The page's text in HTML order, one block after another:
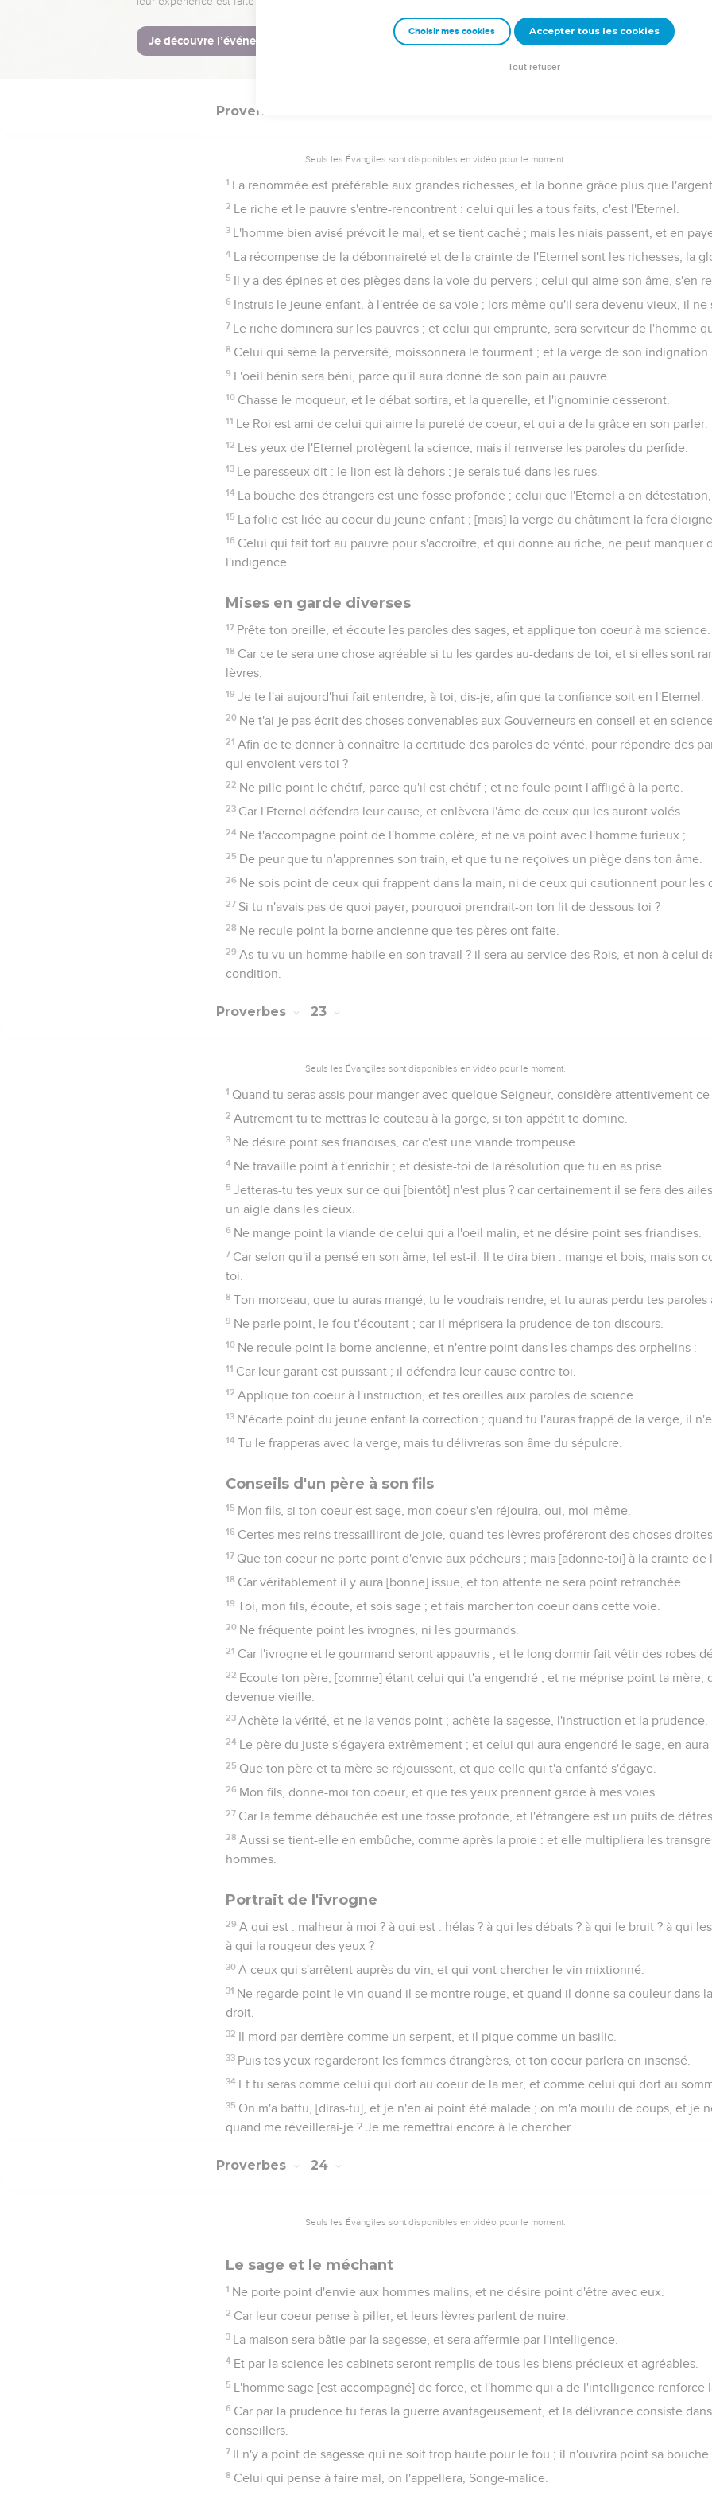
L'homme méchant a un air impudent ; mais l'homme juste dresse ses voies.
30 Il n'y a ni sagesse, ni intelligence, ni conseil contre l'Eternel.
Le cheval est équipé pour le jour de la bataille, mais la délivrance vient de l'Eternel.
Proverbes
Seuls les Évangiles sont disponibles en vidéo pour le moment.
1 La renommée est préférable aux grandes richesses, et la bonne grâce plus que
2 Le riche et le pauvre s'entre-rencontrent : celui qui les a tous faits, c'est l'Eternel.
3 L'homme bien avisé prévoit le mal, et se tient caché ; mais les niais passent, et en
4 La récompense de la débonnaireté et de la crainte de l'Eternel sont les richesses, la
5 Il y a des épines et des pièges dans la voie du pervers ; celui qui aime son âme, s'en
6 Instruis le jeune enfant, à l'entrée de sa voie ; lors même qu'il sera devenu vieux, il ne
7 Le riche dominera sur les pauvres ; et celui qui emprunte, sera serviteur de l'homme
8 Celui qui sème la perversité, moissonnera le tourment ; et la verge de son indignation
9 L'oeil bénin sera béni, parce qu'il aura donné de son pain au pauvre.
10 Chasse le moqueur, et le débat sortira, et la querelle, et l'ignominie cesseront.
11 Le Roi est ami de celui qui aime la pureté de coeur, et qui a de la grâce en son parler.
12 Les yeux de l'Eternel protègent la science, mais il renverse les paroles du perfide.
13 Le paresseux dit : le lion est là dehors ; je serais tué dans les rues.
14 La bouche des étrangers est une fosse profonde ; celui que l'Eternel a en détestation,
15 La folie est liée au coeur du jeune enfant ; [mais] la verge du châtiment la fera
16 Celui qui fait tort au pauvre pour s'accroître, et qui donne au riche, ne peut manquer
l'indigence.
Mises en garde diverses
17 Prête ton oreille, et écoute les paroles des sages, et applique ton coeur à ma science.
18 Car ce te sera une chose agréable si tu les gardes au-dedans de toi, et si elles sont
lèvres.
19 Je te l'ai aujourd'hui fait entendre, à toi, dis-je, afin que ta confiance soit en l'Eternel.
20 Ne t'ai-je pas écrit des choses convenables aux Gouverneurs en conseil et en
21 Afin de te donner à connaître la certitude des paroles de vérité, pour répondre des
qui envoient vers toi ?
22 Ne pille point le chétif, parce qu'il est chétif ; et ne foule point l'affligé à la porte.
23 Car l'Eternel défendra leur cause, et enlèvera l'âme de ceux qui les auront volés.
24 Ne t'accompagne point de l'homme colère, et ne va point avec l'homme furieux ;
25 De peur que tu n'apprennes son train, et que tu ne reçoives un piège dans ton âme.
26 Ne sois point de ceux qui frappent dans la main, ni de ceux qui cautionnent pour les
27 Si tu n'avais pas de quoi payer, pourquoi prendrait-on ton lit de dessous toi ?
28 Ne recule point la borne ancienne que tes pères ont faite.
29 As-tu vu un homme habile en son travail ? il sera au service des Rois, et non à celui
condition.
Proverbes 23
Seuls les Évangiles sont disponibles en vidéo pour le moment.
1 Quand tu seras assis pour manger avec quelque Seigneur, considère attentivement ce
2 Autrement tu te mettras le couteau à la gorge, si ton appétit te domine.
3 Ne désire point ses friandises, car c'est une viande trompeuse.
4 Ne travaille point à t'enrichir ; et désiste-toi de la résolution que tu en as prise.
5 Jetteras-tu tes yeux sur ce qui [bientôt] n'est plus ? car certainement il se fera des
un aigle dans les cieux.
6 Ne mange point la viande de celui qui a l'oeil malin, et ne désire point ses friandises.
7 Car selon qu'il a pensé en son âme, tel est-il. Il te dira bien : mange et bois, mais son
toi.
8 Ton morceau, que tu auras mangé, tu le voudrais rendre, et tu auras perdu tes paroles
9 Ne parle point, le fou t'écoutant ; car il méprisera la prudence de ton discours.
10 Ne recule point la borne ancienne, et n'entre point dans les champs des orphelins :
11 Car leur garant est puissant ; il défendra leur cause contre toi.
12 Applique ton coeur à l'instruction, et tes oreilles aux paroles de science.
13 N'écarte point du jeune enfant la correction ; quand tu l'auras frappé de la verge, il
14 Tu le frapperas avec la verge, mais tu délivreras son âme du sépulcre.
Conseils d'un père à son fils
15 Mon fils, si ton coeur est sage, mon coeur s'en réjouira, oui, moi-même.
16 Certes mes reins tressailliront de joie, quand tes lèvres proféreront des choses droites.
17 Que ton coeur ne porte point d'envie aux pécheurs ; mais [adonne-toi] à la crainte de
18 Car véritablement il y aura [bonne] issue, et ton attente ne sera point retranchée.
19 Toi, mon fils, écoute, et sois sage ; et fais marcher ton coeur dans cette voie.
20 Ne fréquente point les ivrognes, ni les gourmands.
21 Car l'ivrogne et le gourmand seront appauvris ; et le long dormir fait vêtir des robes
22 Ecoute ton père, [comme] étant celui qui t'a engendré ; et ne méprise point ta mère,
devenue vieille.
23 Achète la vérité, et ne la vends point ; achète la sagesse, l'instruction et la prudence.
24 Le père du juste s'égayera extrêmement ; et celui qui aura engendré le sage, en aura
25 Que ton père et ta mère se réjouissent, et que celle qui t'a enfanté s'égaye.
26 Mon fils, donne-moi ton coeur, et que tes yeux prennent garde à mes voies.
27 Car la femme débauchée est une fosse profonde, et l'étrangère est un puits de
28 Aussi se tient-elle en embûche, comme après la proie : et elle multipliera les
hommes.
Portrait de l'ivrogne
29 A qui est : malheur à moi ? à qui est : hélas ? à qui les débats ? à qui le bruit ? à qui
à qui la rougeur des yeux ?
30 A ceux qui s'arrêtent auprès du vin, et qui vont chercher le vin mixtionné.
31 Ne regarde point le vin quand il se montre rouge, et quand il donne sa couleur dans
droit.
32 Il mord par derrière comme un serpent, et il pique comme un basilic.
33 Puis tes yeux regarderont les femmes étrangères, et ton coeur parlera en insensé.
34 Et tu seras comme celui qui dort au coeur de la mer, et comme celui qui dort au
35 On m'a battu, [diras-tu], et je n'en ai point été malade ; on m'a moulu de coups, et je
quand me réveillerai-je ? Je me remettrai encore à le chercher.
Proverbes 24
Seuls les Évangiles sont disponibles en vidéo pour le moment.
Le sage et le méchant
1 Ne porte point d'envie aux hommes malins, et ne désire point d'être avec eux.
2 Car leur coeur pense à piller, et leurs lèvres parlent de nuire.
3 La maison sera bâtie par la sagesse, et sera affermie par l'intelligence.
4 Et par la science les cabinets seront remplis de tous les biens précieux et agréables.
5 L'homme sage [est accompagné] de force, et l'homme qui a de l'intelligence renforce
6 Car par la prudence tu feras la guerre avantageusement, et la délivrance consiste
conseillers.
7 Il n'y a point de sagesse qui ne soit trop haute pour le fou ; il n'ouvrira point sa bouche
8 Celui qui pense à faire mal, on l'appellera, Songe-malice.
Choisir mes cookies Accepter tous les cookies
Tout refuser